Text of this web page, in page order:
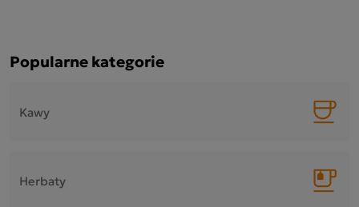
Popularne kategorie
Kawy
Herbaty